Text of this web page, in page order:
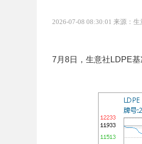
2026-07-08 08:30:01 来源：生
7月8日，生意社LDPE基